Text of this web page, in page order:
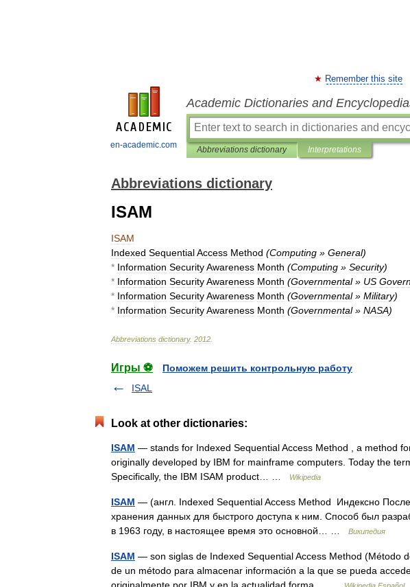
en-academic.com
Remember this site
Academic Dictionaries and
Abbreviations dictionary Interpretations
Abbreviations dictionary
ISAM
ISAM
Indexed SequentialAccess Method (Computing » General)
* Information SecurityAwareness Month (Computing » Security)
* Information SecurityAwareness Month (Governmental» US
* Information SecurityAwareness Month (Governmental» Military)
* Information SecurityAwareness Month (Governmental» NASA)
Abbreviations dictionary. 2012
Игры ⚽
Поможем решить контрольную работу
ISAL
Look at other dictionaries:
ISAM — stands for Indexed Sequential Access Method , a method
originally developed by IBM for mainframe computers. Today the
Specifically, the IBM ISAM product… …
Wikipedia
ISAM — (англ. Indexed Sequential Access Method Индексно
хранения данных для быстрого доступа к ним. Способ был
в 1963 году, в настоящее время это основной… …
Википедия
ISAM — son siglas de Indexed Sequential Access Method (Método
de un método para almacenar información a la que se pueda